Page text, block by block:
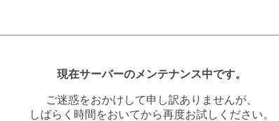
現在サーバーのメンテナンス中です。
ご迷惑をおかけして申し訳ありませんが、
しばらく時間をおいてから再度お試しください。